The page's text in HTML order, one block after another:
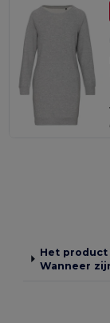
Het product
Wanneer